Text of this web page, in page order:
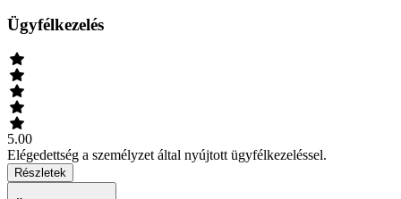
Ügyfélkezelés
5.00
Elégedettség a személyzet által nyújtott ügyfélkezeléssel.
Részletek